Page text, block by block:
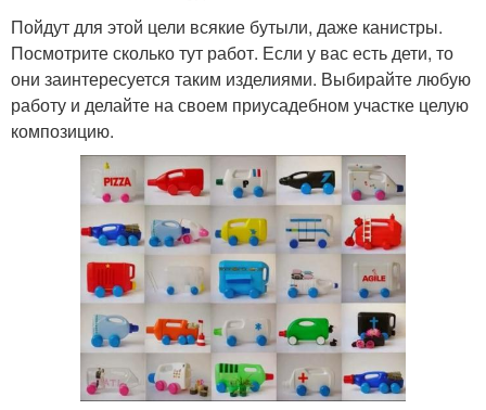
Пойдут для этой цели всякие бутыли, даже канистры.
Посмотрите сколько тут работ. Если у вас есть дети, то
они заинтересуется таким изделиями. Выбирайте любую
работу и делайте на своем приусадебном участке целую
композицию.